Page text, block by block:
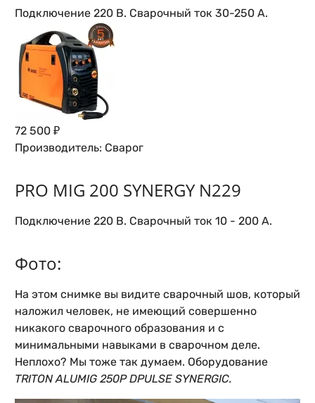
Подключение 220 В. Сварочный ток 30-250 А.
72 500 ₽
Производитель: Сварог
PRO MIG 200 SYNERGY N229
Подключение 220 В. Сварочный ток 10 - 200 А.
Фото:
На этом снимке вы видите сварочный шов, который
наложил человек, не имеющий совершенно
никакого сварочного образования и с
минимальными навыками в сварочном деле.
Неплохо? Мы тоже так думаем. Оборудование
TRITON ALUMIG 250P DPULSE SYNERGIC.